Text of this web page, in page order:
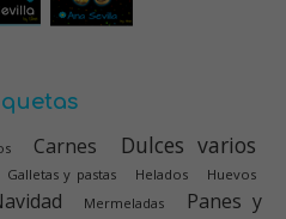
Carnes Dulces varios
Galletas y pastas Helados Huevos
Mermeladas
Panes y